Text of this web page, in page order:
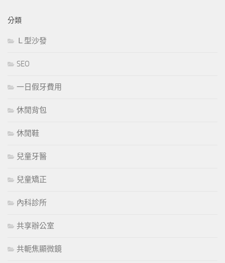
分類
Ｌ型沙發
SEO
一日假牙費用
休閒背包
休閒鞋
兒童牙醫
兒童矯正
內科診所
共享辦公室
共軛焦顯微鏡